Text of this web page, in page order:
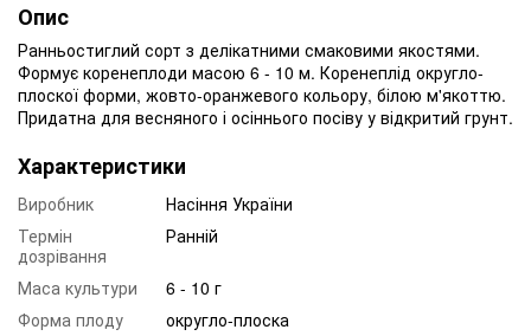
Опис
Ранньостиглий сорт з делікатними смаковими якостями.
Формує коренеплоди масою 6 - 10 м. Коренеплід округло-
плоскої форми, жовто-оранжевого кольору, білою м'якоттю.
Придатна для весняного і осіннього посіву у відкритий грунт.
Характеристики
Виробник
Насіння України
Термін
дозрівання
Ранній
Маса культури
6 - 10 г
Форма плоду
округло-плоска